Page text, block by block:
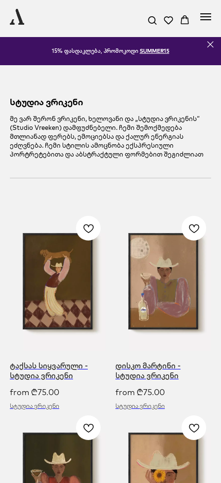
15% ფასდაკლება, პრომოკოდი SUMMER15
სტუდია ვრიკენი
მე ვარ შერონ ვრიკენი, ხელოვანი და „სტუდია ვრიკენის“
(Studio Vreeken) დამფუძნებელი. ჩემი შემოქმედება
მთლიანად ფერებს, ემოციებსა და ქალურ ენერგიას
ეძღვნება. ჩემი სტილის ამოცნობა ექსპრესიული
პორტრეტებითა და აბსტრაქტული ფორმებით შეგიძლიათ
ტაქსას სიყვარული -
სტუდია ვრიკენი
from ₾75.00
სტუდია ვრიკენი
დისკო მარტინი -
სტუდია ვრიკენი
from ₾75.00
სტუდია ვრიკენი